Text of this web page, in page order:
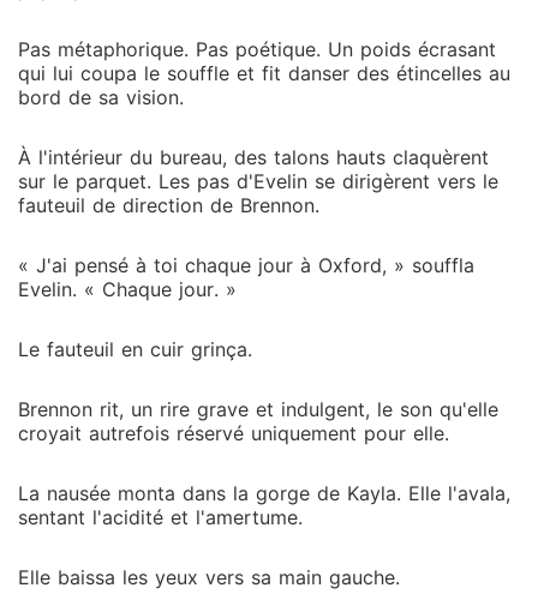
Pas métaphorique. Pas poétique. Un poids écrasant
qui lui coupa le souffle et fit danser des étincelles au
bord de sa vision.
À l'intérieur du bureau, des talons hauts claquèrent
sur le parquet. Les pas d'Evelin se dirigèrent vers le
fauteuil de direction de Brennon.
« J'ai pensé à toi chaque jour à Oxford, » souffla
Evelin. « Chaque jour. »
Le fauteuil en cuir grinça.
Brennon rit, un rire grave et indulgent, le son qu'elle
croyait autrefois réservé uniquement pour elle.
La nausée monta dans la gorge de Kayla. Elle l'avala,
sentant l'acidité et l'amertume.
Elle baissa les yeux vers sa main gauche.